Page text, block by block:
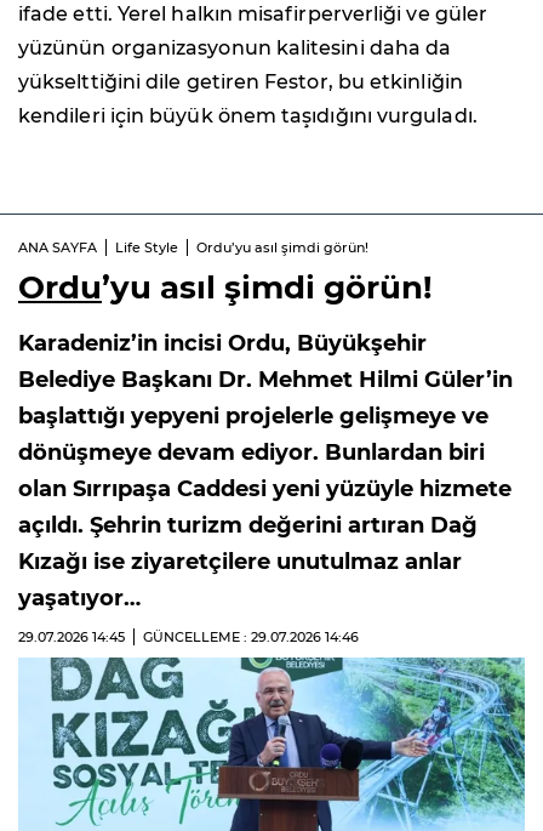
ifade etti. Yerel halkın misafirperverliği ve güler
yüzünün organizasyonun kalitesini daha da
yükselttiğini dile getiren Festor, bu etkinliğin
kendileri için büyük önem taşıdığını vurguladı.
ANA SAYFA Life Style Ordu’yu asıl şimdi görün!
Ordu’yu asıl şimdi görün!
Karadeniz’in incisi Ordu, Büyükşehir
Belediye Başkanı Dr. Mehmet Hilmi Güler’in
başlattığı yepyeni projelerle gelişmeye ve
dönüşmeye devam ediyor. Bunlardan biri
olan Sırrıpaşa Caddesi yeni yüzüyle hizmete
açıldı. Şehrin turizm değerini artıran Dağ
Kızağı ise ziyaretçilere unutulmaz anlar
yaşatıyor…
29.07.2026 14:45 GÜNCELLEME : 29.07.2026 14:46